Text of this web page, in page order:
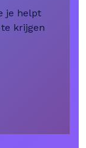
je helpt
krijgen